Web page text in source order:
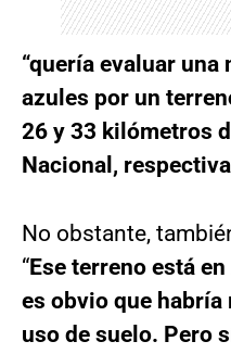
“quería evaluar
azules por un
26 y 33 kilómetros
Nacional,
No obstante,
“Ese terreno está
es obvio que
uso de suelo. Pero